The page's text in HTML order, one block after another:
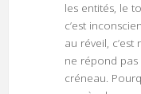
les entités, le
c’est
au réveil, c’est
ne répond pas
créneau.